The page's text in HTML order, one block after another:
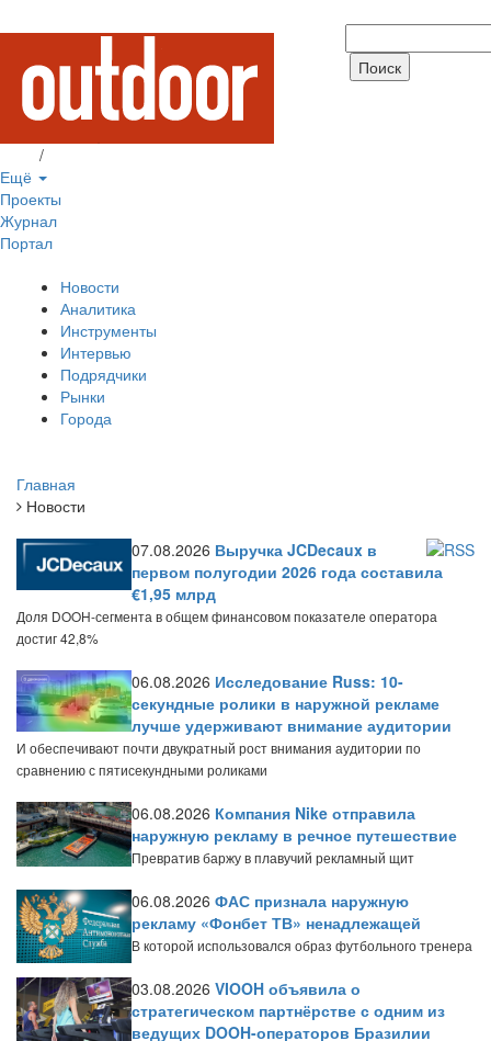
/
Ещё
Проекты
Журнал
Портал
Новости
Аналитика
Инструменты
Интервью
Подрядчики
Рынки
Города
Главная
Новости
07.08.2026 Выручка JCDecaux в
первом полугодии 2026 года составила
€1,95 млрд
Доля DOOH-сегмента в общем финансовом показателе оператора
достиг 42,8%
06.08.2026 Исследование Russ: 10-
секундные ролики в наружной рекламе
лучше удерживают внимание аудитории
И обеспечивают почти двукратный рост внимания аудитории по
сравнению с пятисекундными роликами
06.08.2026 Компания Nike отправила
наружную рекламу в речное путешествие
Превратив баржу в плавучий рекламный щит
06.08.2026 ФАС признала наружную
рекламу «Фонбет ТВ» ненадлежащей
В которой использовался образ футбольного тренера
03.08.2026 VIOOH объявила о
стратегическом партнёрстве с одним из
ведущих DOOH-операторов Бразилии